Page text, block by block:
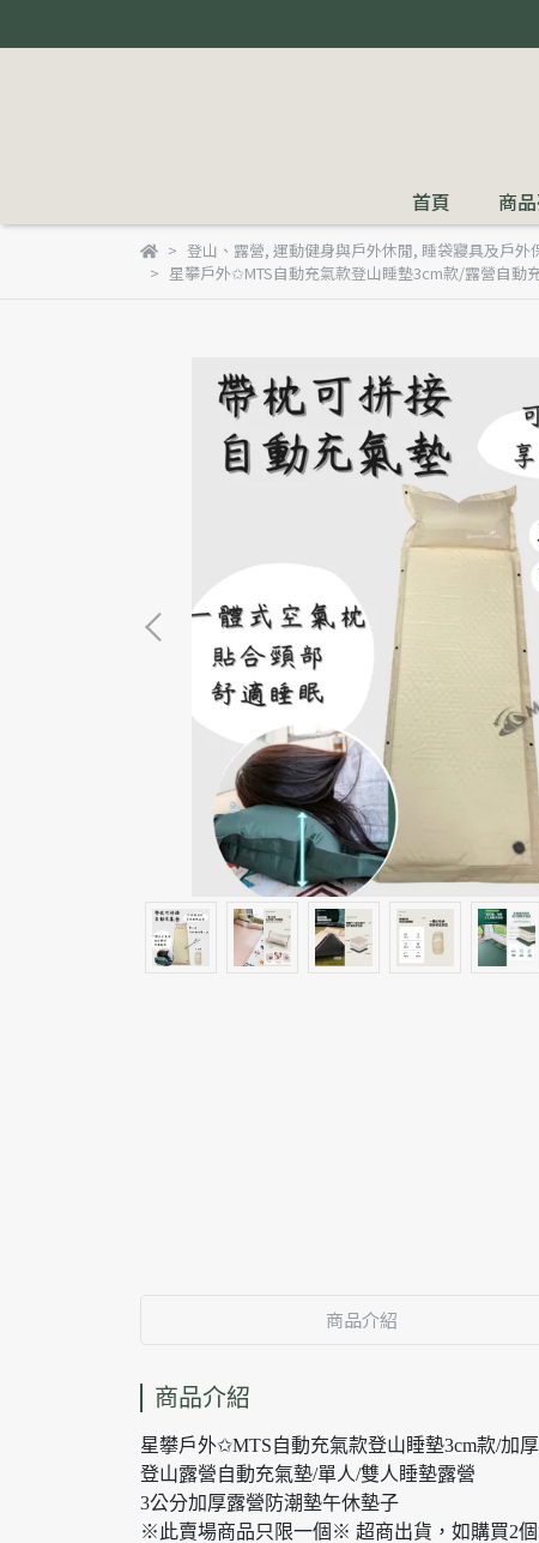
首頁 商
登山、露營, 運動健身與戶外休閒, 睡袋寢具及戶外
星攀戶外✩MTS自動充氣款登山睡墊3cm款/露營自
商品介紹
商品介紹
星攀戶外✩MTS自動充氣款登山睡墊3cm款/加
登山露營自動充氣墊/單人/雙人睡墊露營
3公分加厚露營防潮墊午休墊子
※此賣場商品只限一個※ 超商出貨，如購買2